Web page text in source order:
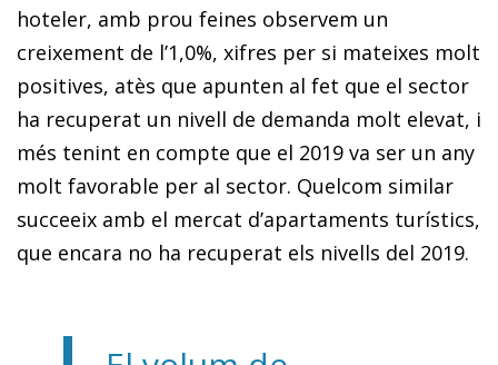
hoteler, amb prou feines observem un
creixement de l’1,0%, xifres per si mateixes molt
positives, atès que apunten al fet que el sector
ha recuperat un nivell de demanda molt elevat, i
més tenint en compte que el 2019 va ser un any
molt favorable per al sector. Quelcom similar
succeeix amb el mercat d’apartaments turístics,
que encara no ha recuperat els nivells del 2019.